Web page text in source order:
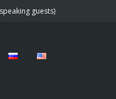
guests)